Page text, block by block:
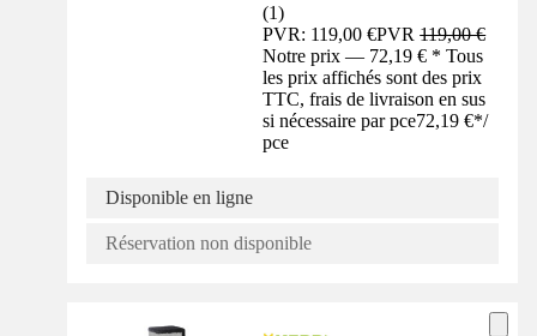
(1)
PVR: 119,00 €PVR119,00 €
Notre prix — 72,19 € * Tous
les prix affichés sont des prix
TTC, frais de livraison en sus
si nécessaire par pce72,19 €*/
pce
Disponible en ligne
Réservation non disponible